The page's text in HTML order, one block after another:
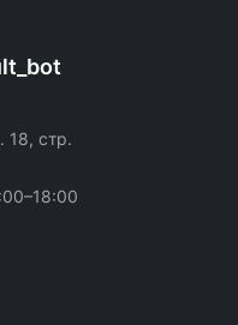
18, стр.